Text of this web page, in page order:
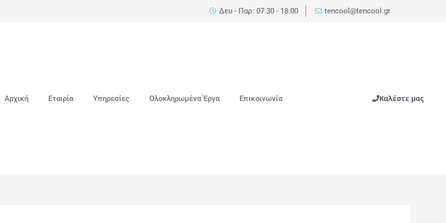
Δευ - Παρ: 07:30 - 18:00 tencool@tencool.gr
Αρχική Εταιρία Υπηρεσίες Ολοκληρωμένα Έργα Επικοινωνία Καλέστε μας